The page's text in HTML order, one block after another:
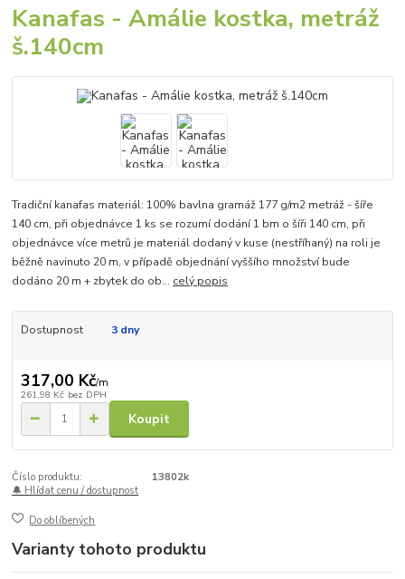
Kanafas - Amálie kostka, metráž
š.140cm
Tradiční kanafas materiál: 100% bavlna gramáž 177 g/m2 metráž - šíře
140 cm, při objednávce 1 ks se rozumí dodání 1 bm o šíři 140 cm, při
objednávce více metrů je materiál dodaný v kuse (nestříhaný) na roli je
běžně navinuto 20 m, v případě objednání vyššího množství bude
dodáno 20 m + zbytek do ob... celý popis
Dostupnost 3 dny
317,00 Kč/m
261,98 Kč bez DPH
Koupit
Číslo produktu:
13802k
🔔 Hlídat cenu / dostupnost
Do oblíbených
Varianty tohoto produktu